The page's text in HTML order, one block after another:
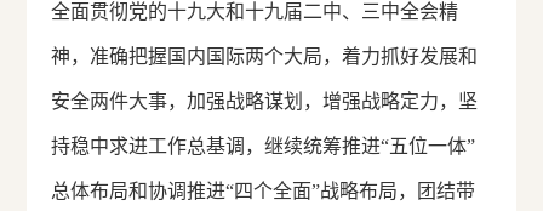
全面贯彻党的十九大和十九届二中、三中全会精
神，准确把握国内国际两个大局，着力抓好发展和
安全两件大事，加强战略谋划，增强战略定力，坚
持稳中求进工作总基调，继续统筹推进“五位一体”
总体布局和协调推进“四个全面”战略布局，团结带